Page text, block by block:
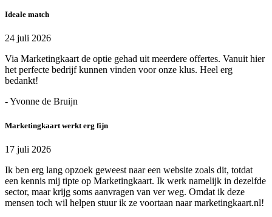
Ideale match
24 juli 2026
Via Marketingkaart de optie gehad uit meerdere offertes. Vanuit hier
het perfecte bedrijf kunnen vinden voor onze klus. Heel erg
bedankt!
- Yvonne de Bruijn
Marketingkaart werkt erg fijn
17 juli 2026
Ik ben erg lang opzoek geweest naar een website zoals dit, totdat
een kennis mij tipte op Marketingkaart. Ik werk namelijk in dezelfde
sector, maar krijg soms aanvragen van ver weg. Omdat ik deze
mensen toch wil helpen stuur ik ze voortaan naar marketingkaart.nl!